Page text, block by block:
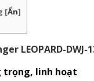
[Ẩn]
LEOPARD-DWJ-
trọng, linh hoạt